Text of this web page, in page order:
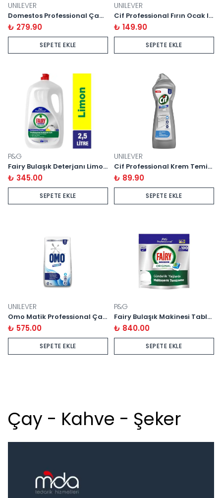
UNILEVER
Domestos Professional Çamasir Suyu 5 Litre
₺ 279.90
SEPETE EKLE
UNILEVER
Cif Professional Fırın Ocak Izgara Temizleyici Sprey 750 ml
₺ 149.90
SEPETE EKLE
P&G
Fairy Bulaşık Deterjanı Limon 2.5 Litre
₺ 345.00
SEPETE EKLE
UNILEVER
Cif Professional Krem Temizleyici – Çok Amaçlı, 750 ml
₺ 89.90
SEPETE EKLE
UNILEVER
Omo Matik Professional Çamaşır Tozu 9 kg
₺ 575.00
SEPETE EKLE
P&G
Fairy Bulaşık Makinesi Tableti 100'lü
₺ 840.00
SEPETE EKLE
Çay - Kahve - Şeker